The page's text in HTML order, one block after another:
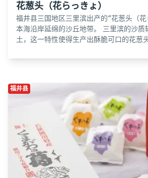
花葱头（花らっきょ）
福井县三国地区三里滨出产的“花葱头（
本海沿岸延绵的沙丘地带。 三里滨的沙质
土，这一特性使得生产出酥脆可口的花葱
福井县